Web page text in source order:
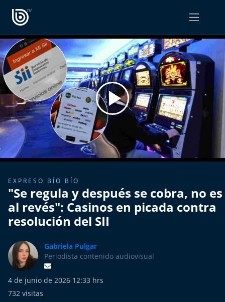
PROGRAMAS
Radiograma
Expreso Bío Bío
Podría Ser Peor
La Entrevista de Tomás Mosciatti
Entrevistas BioBioTV
Comentarios de Tomás Mosciatti
Más de Ti Podcast
Realizadores
Retropop
OPINIÓN
PODCAST RADIOGRAMA
EXPRESO BÍO BÍO
"Se regula y después se cobra, no es
al revés": Casinos en picada contra
resolución del SII
Gabriela Pulgar
Periodista contenido audiovisual
4 de junio de 2026 12:33 hrs
732 visitas